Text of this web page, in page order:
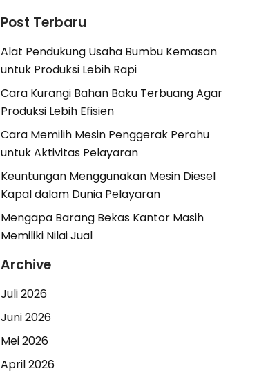
Post Terbaru
Alat Pendukung Usaha Bumbu Kemasan
untuk Produksi Lebih Rapi
Cara Kurangi Bahan Baku Terbuang Agar
Produksi Lebih Efisien
Cara Memilih Mesin Penggerak Perahu
untuk Aktivitas Pelayaran
Keuntungan Menggunakan Mesin Diesel
Kapal dalam Dunia Pelayaran
Mengapa Barang Bekas Kantor Masih
Memiliki Nilai Jual
Archive
Juli 2026
Juni 2026
Mei 2026
April 2026